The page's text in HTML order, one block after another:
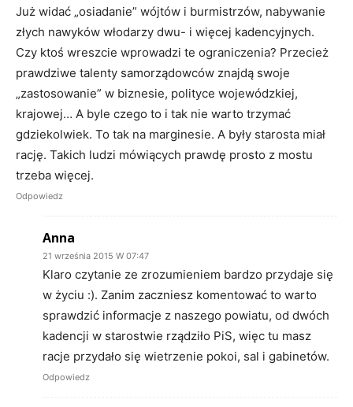
Już widać „osiadanie” wójtów i burmistrzów, nabywanie
złych nawyków włodarzy dwu- i więcej kadencyjnych.
Czy ktoś wreszcie wprowadzi te ograniczenia? Przecież
prawdziwe talenty samorządowców znajdą swoje
„zastosowanie” w biznesie, polityce wojewódzkiej,
krajowej… A byle czego to i tak nie warto trzymać
gdziekolwiek. To tak na marginesie. A były starosta miał
rację. Takich ludzi mówiących prawdę prosto z mostu
trzeba więcej.
Odpowiedz
Anna
21 września 2015 W 07:47
Klaro czytanie ze zrozumieniem bardzo przydaje się
w życiu :). Zanim zaczniesz komentować to warto
sprawdzić informacje z naszego powiatu, od dwóch
kadencji w starostwie rządziło PiS, więc tu masz
racje przydało się wietrzenie pokoi, sal i gabinetów.
Odpowiedz